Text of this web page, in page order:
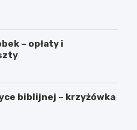
– opłaty i
biblijnej – krzyżówka